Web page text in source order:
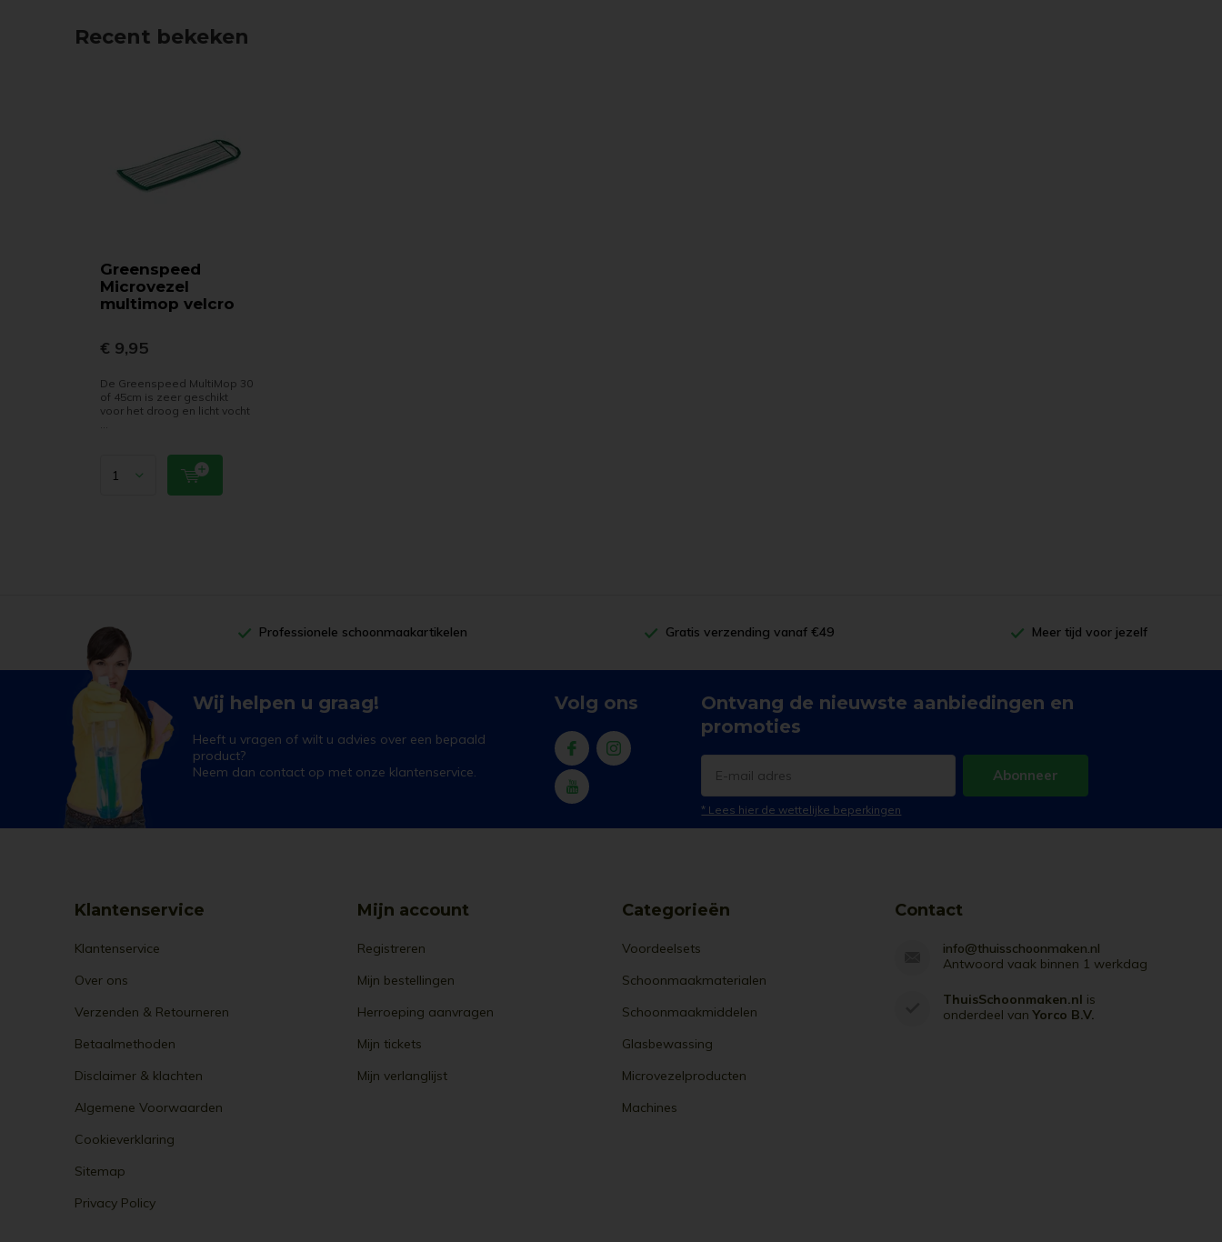
Recent bekeken
Greenspeed
Microvezel
multimop velcro
€ 9,95
De Greenspeed MultiMop 30
of 45cm is zeer geschikt
voor het droog en licht vocht
...
Professionele schoonmaakartikelen Gratis verzending vanaf €49 Meer tijd voor jezelf
Wij helpen u graag!
Heeft u vragen of wilt u advies over een bepaald
product?
Neem dan contact op met onze klantenservice.
Volg ons
Ontvang de nieuwste aanbiedingen en
promoties
Abonneer
* Lees hier de wettelijke beperkingen
Klantenservice
Klantenservice
Over ons
Verzenden & Retourneren
Betaalmethoden
Disclaimer & klachten
Algemene Voorwaarden
Cookieverklaring
Sitemap
Privacy Policy
Mijn account
Registreren
Mijn bestellingen
Herroeping aanvragen
Mijn tickets
Mijn verlanglijst
Categorieën
Voordeelsets
Schoonmaakmaterialen
Schoonmaakmiddelen
Glasbewassing
Microvezelproducten
Machines
Contact
info@thuisschoonmaken.nl
Antwoord vaak binnen 1 werkdag
ThuisSchoonmaken.nl is
onderdeel vanYorco B.V.